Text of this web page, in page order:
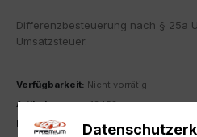
Differenzbesteuerung nach § 25a
Umsatzsteuer.
Verfügbarkeit: Nicht vorrätig
Artikelnummer:13458
Kategorie:
1:18,Sonstige